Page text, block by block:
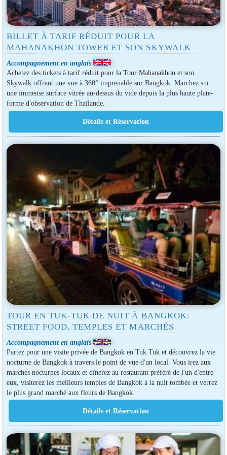
BILLET À TARIF RÉDUIT POUR LA
MAHANAKHON TOWER ET SON SKYWALK
Accompagnement en anglais
Achetez des tickets à tarif réduit pour la Tour Mahanakhon et son
Skywalk offrant une vue à 360° imprenable sur Bangkok. Marchez sur
une immense surface vitrée au-dessus du vide depuis la plus haute plate-
forme d'observation de Thaïlande.
TOUR EN TUK-TUK DE NUIT À BANGKOK:
STREET FOOD, TEMPLES ET MARCHÉS
Accompagnement en anglais
Partez pour une visite privée de Bangkok en Tuk Tuk et découvrez la vie
nocturne de Bangkok à travers le point de vue d'un local. Vous irez aux
marchés nocturnes locaux et dînerez au restaurant préféré de l'un d'entre
eux, visiterez les meilleurs temples de Bangkok à la nuit tombée et verrez
le plus grand marché aux fleurs de Bangkok.